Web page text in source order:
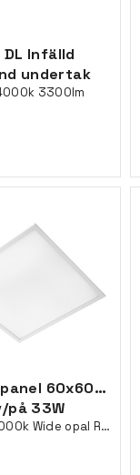
DL Infälld
undertak
3300lm
60x60mm
på 33W
3300lm 4000k Wide opal RA 90